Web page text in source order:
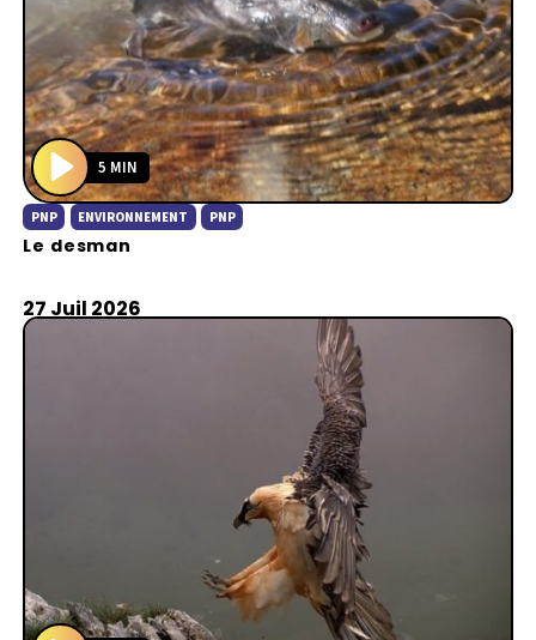
P
l
a
5 MIN
PNP ENVIRONNEMENT PNP
Le desman
27 Juil 2026